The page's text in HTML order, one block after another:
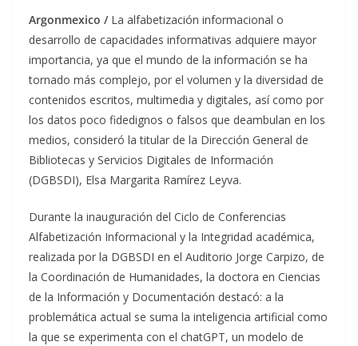
Argonmexico /La alfabetización informacional o
desarrollo de capacidades informativas adquiere mayor
importancia, ya que el mundo de la información se ha
tornado más complejo, por el volumen y la diversidad de
contenidos escritos, multimedia y digitales, así como por
los datos poco fidedignos o falsos que deambulan en los
medios, consideró la titular de la Dirección General de
Bibliotecas y Servicios Digitales de Información
(DGBSDI), Elsa Margarita Ramírez Leyva.
Durante la inauguración del Ciclo de Conferencias
Alfabetización Informacional y la Integridad académica,
realizada por la DGBSDI en el Auditorio Jorge Carpizo, de
la Coordinación de Humanidades, la doctora en Ciencias
de la Información y Documentación destacó: a la
problemática actual se suma la inteligencia artificial como
la que se experimenta con el chatGPT, un modelo de